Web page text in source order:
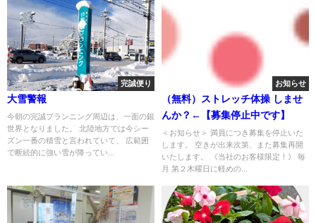
完誠便り
大雪警報
今朝の完誠プランニング周辺は、一面の銀
世界となりました。 北陸地方では今シー
ズン一番の積雪と言われていて、 広範囲
で断続的に強い雪が降ってい...
お知らせ
（無料）ストレッチ体操 しませ
んか？←【募集停止中です】
＜お知らせ＞ 満員につき募集を停止いた
します。 空きが出来次第、また募集再開
いたします。 《当社のお客様限定！》 毎
月 第２木曜日に軽めの...